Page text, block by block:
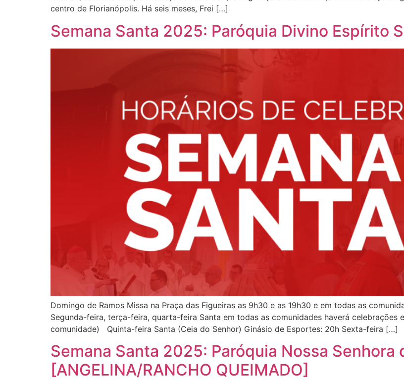
centro de Florianópolis. Há seis meses, Frei […]
Semana Santa 2025: Paróquia Divino Espírito
Domingo de Ramos Missa na Praça das Figueiras as 9h30 e as 19h30 e em todas as
Segunda-feira, terça-feira, quarta-feira Santa em todas as comunidades haverá celebrações
comunidade) Quinta-feira Santa (Ceia do Senhor) Ginásio de Esportes: 20h Sexta-feira […]
Semana Santa 2025: Paróquia Nossa
[ANGELINA/RANCHO QUEIMADO]